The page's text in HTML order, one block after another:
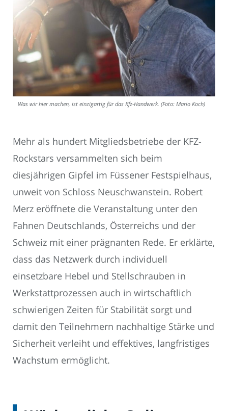
Was wir hier machen, ist einzigartig für das Kfz-Handwerk. (Foto: Mario Koch)
Mehr als hundert Mitgliedsbetriebe der KFZ-
Rockstars versammelten sich beim
diesjährigen Gipfel im Füssener Festspielhaus,
unweit von Schloss Neuschwanstein. Robert
Merz eröffnete die Veranstaltung unter den
Fahnen Deutschlands, Österreichs und der
Schweiz mit einer prägnanten Rede. Er erklärte,
dass das Netzwerk durch individuell
einsetzbare Hebel und Stellschrauben in
Werkstattprozessen auch in wirtschaftlich
schwierigen Zeiten für Stabilität sorgt und
damit den Teilnehmern nachhaltige Stärke und
Sicherheit verleiht und effektives, langfristiges
Wachstum ermöglicht.